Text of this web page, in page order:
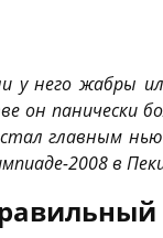
у него жабры
он панически
главным
2008 в